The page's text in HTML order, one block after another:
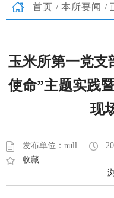
首页 / 本所要闻 /
玉米所第一党支
使命”主题实践
现
发布单位：null
收藏